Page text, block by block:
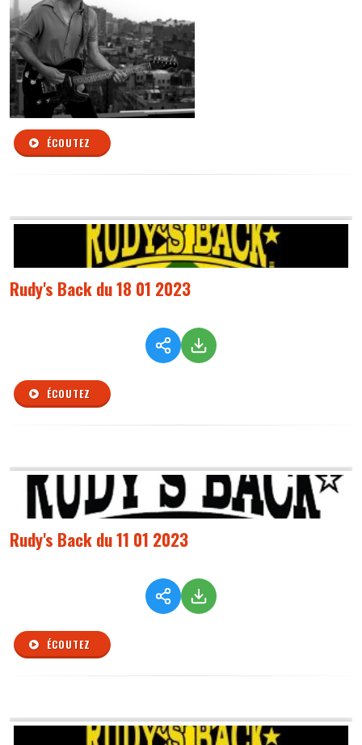
ÉCOUTEZ
Rudy's Back du 18 01 2023
ÉCOUTEZ
Rudy's Back du 11 01 2023
ÉCOUTEZ